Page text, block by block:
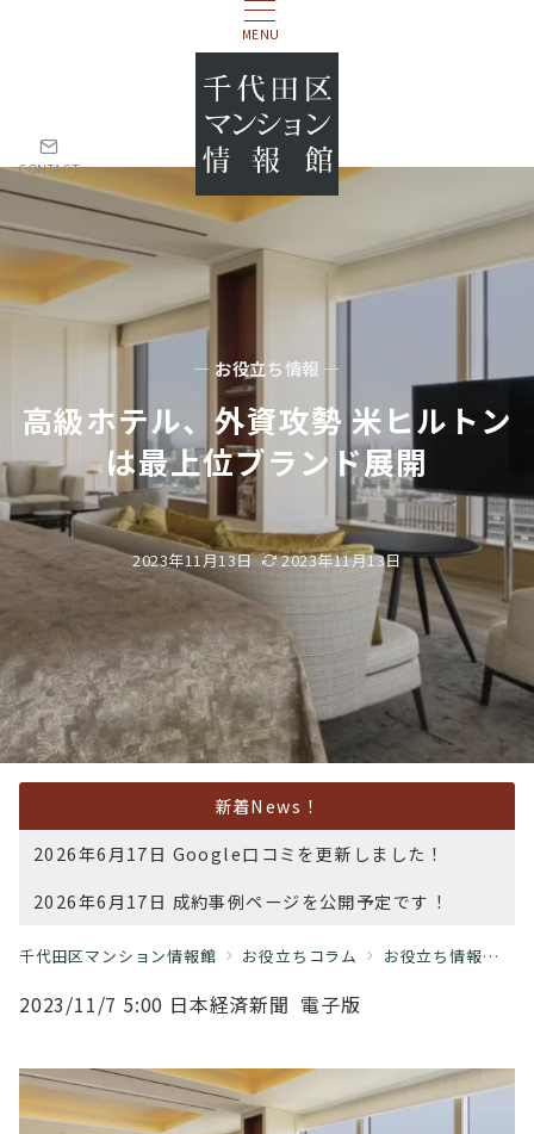
MENU
CONTACT
— お役立ち情報 —
⾼級ホテル、外資攻勢 ⽶ヒルトン
は最上位ブランド展開
2023年11月13日 2023年11月13日
新着News！
2026年6月17日 Google口コミを更新しました！
2026年6月17日 成約事例ページを公開予定です！
千代田区マンション情報館 お役立ちコラム お役立ち情報
2023/11/7 5:00 ⽇本経済新聞 電⼦版